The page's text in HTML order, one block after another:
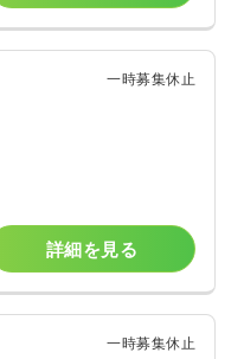
一時募集休止
詳細を見る
一時募集休止